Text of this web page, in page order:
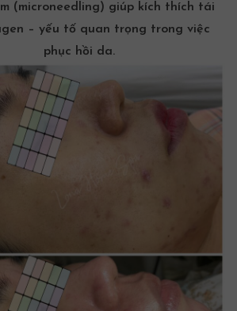
(microneedling) giúp kích thích tái
– yếu tố quan trọng trong việc
phục hồi da.